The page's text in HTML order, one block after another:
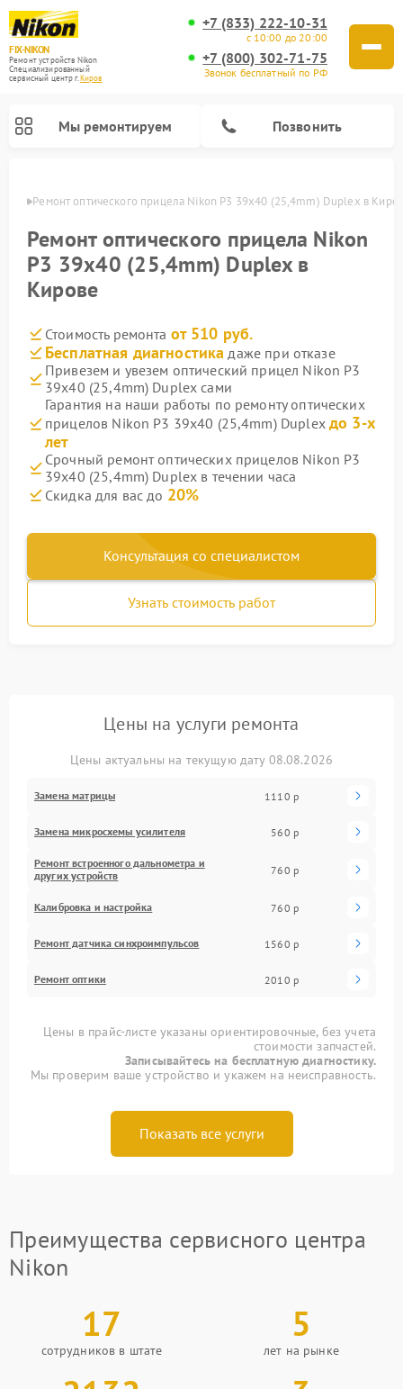
FIX-NIKON
Ремонт устройств Nikon
Специализированный
cервисный центр г.Киров
+7 (833) 222-10-31
с 10:00 до 20:00
+7 (800) 302-71-75
Звонок бесплатный по РФ
Мы ремонтируем Позвонить
Ремонт оптического прицела Nikon P3 39x40 (25,4mm) Duplex в
Ремонт оптического прицела Nikon
P3 39x40 (25,4mm) Duplex в
Кирове
Стоимость ремонта от 510 руб.
Бесплатная диагностика даже при отказе
Привезем и увезем оптический прицел Nikon P3
39x40 (25,4mm) Duplex сами
Гарантия на наши работы по ремонту оптических
прицелов Nikon P3 39x40 (25,4mm) Duplex до 3-х
лет
Срочный ремонт оптических прицелов Nikon P3
39x40 (25,4mm) Duplex в течении часа
Скидка для вас до 20%
Консультация со специалистом
Узнать стоимость работ
Цены на услуги ремонта
Цены актуальны на текущую дату 08.08.2026
Замена матрицы 1110 р
Замена микросхемы усилителя 560 р
Ремонт встроенного дальнометра и
других устройств
760 р
Калибровка и настройка 760 р
Ремонт датчика синхроимпульсов 1560 р
Ремонт оптики 2010 р
Цены в прайс-листе указаны ориентировочные, без учета
стоимости запчастей.
Записывайтесь на бесплатную диагностику.
Мы проверим ваше устройство и укажем на неисправность.
Показать все услуги
Преимущества сервисного центра
Nikon
17
сотрудников в штате
5
лет на рынке